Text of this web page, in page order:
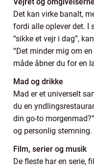
Det kan virke banalt,
fordi alle oplever det. I
“sikke et vejr i dag”,
“Det minder mig om
måde åbner du for en
Mad og drikke
Mad er et universelt
du en
din go-to
og personlig stemning.
Film, serier og musik
De fleste har en serie,